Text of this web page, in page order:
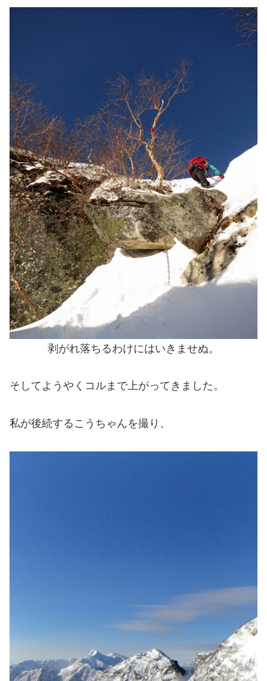
剥がれ落ちるわけにはいきませぬ。
そしてようやくコルまで上がってきました。
私が後続するこうちゃんを撮り、